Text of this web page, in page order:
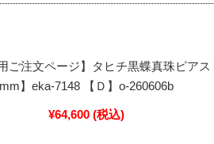
ご注文ページ】タヒチ黒蝶真珠ピアス
】eka-7148 【Ｄ】o-260606b
¥64,600 (税込)